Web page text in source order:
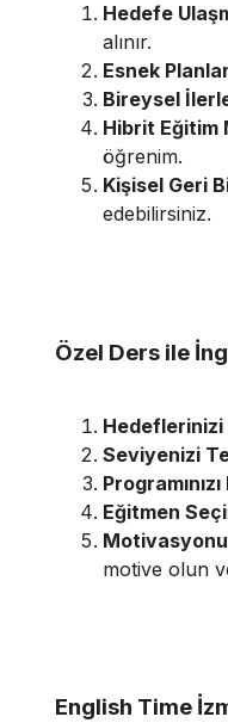
Hedefe
alınır.
Esnek
Bireysel
Hibrit Eğitim
öğrenim.
Kişisel Geri
edebilirsiniz.
Özel Ders ile
Seviyenizi
Eğitmen
motive olun
English Time